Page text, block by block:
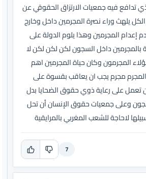
تدافع فيه جمعيات الارتزاق الحقوقي عن
يلهث وراء نصرة المجرمين داخل وخارج
إعدام المجرمين وهذا يلوم الدولة على
بالمجرمين داخل السجون لكن لكن لكن لا
المجرمون وكان حياة المجرمين اهم
مجرم يجب ان يعاقب بقسوة على
تعمل على رعاية ذوي حقوق الضحايا بدل
وعلى جمعيات حقوق الإنسان أن تحل
لاحاجة للشعب المغربي بالمرايقية
7